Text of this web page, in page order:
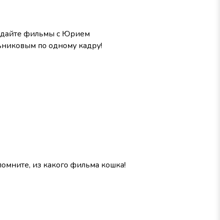
фильмы с Юрием
по одному кадру!
из какого фильма кошка!